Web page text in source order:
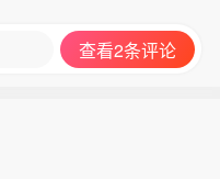
查看2条评论